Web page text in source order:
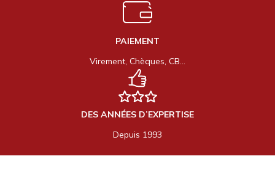
PAIEMENT
Virement, Chèques, CB…
DES ANNÉES D’EXPERTISE
Depuis 1993